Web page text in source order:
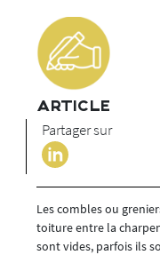
ARTICLE
Partager sur
Les combles ou
toiture entre la
sont vides, parfois ils